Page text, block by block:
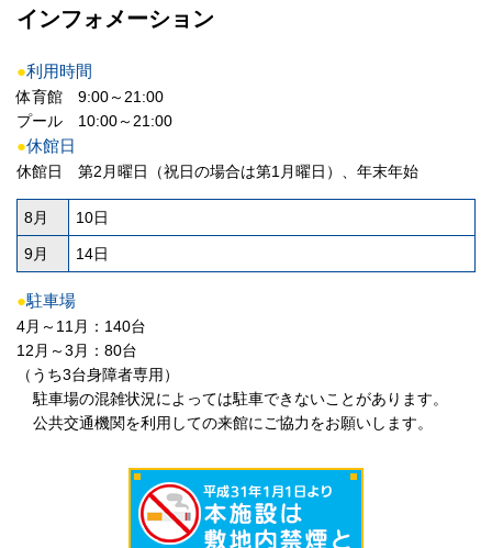
インフォメーション
●利用時間
体育館 9:00～21:00
プール 10:00～21:00
●休館日
休館日 第2月曜日（祝日の場合は第1月曜日）、年末年始
8月 10日
9月 14日
●駐車場
4月～11月：140台
12月～3月：80台
（うち3台身障者専用）
駐車場の混雑状況によっては駐車できないことがあります。
公共交通機関を利用しての来館にご協力をお願いします。